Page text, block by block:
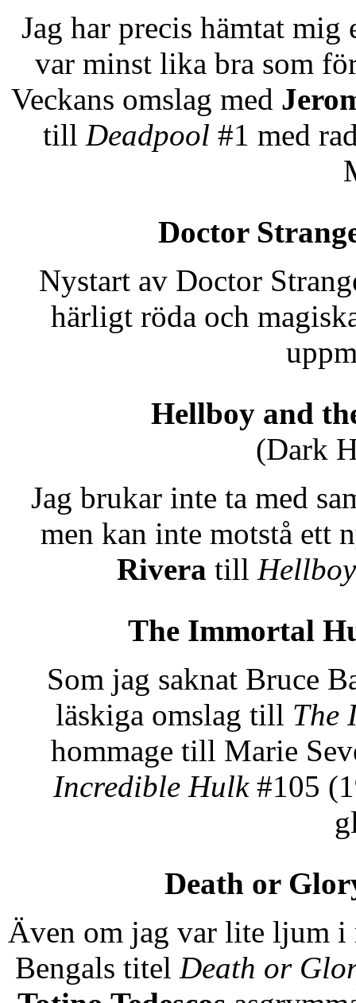
Jag har precis hämtat mig
var minst lika bra som
Veckans omslag med
till Deadpool #1 med
Doctor
Nystart av Doctor
härligt röda och
Hellboy and
(Dark
Jag brukar inte ta med
men kan inte motstå ett
Rivera till
The Immortal
Som jag saknat Bruce
läskiga omslag till The
hommage till Marie
Incredible Hulk#105
Death or
Även om jag var lite ljum
Bengals titel Death or